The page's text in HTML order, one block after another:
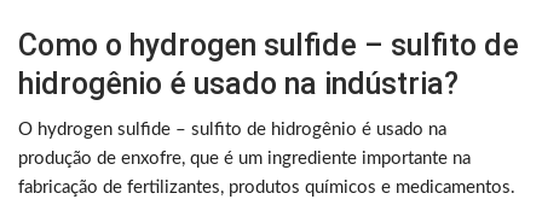
Como o hydrogen sulfide – sulfito de
hidrogênio é usado na indústria?
O hydrogen sulfide – sulfito de hidrogênio é usado na
produção de enxofre, que é um ingrediente importante na
fabricação de fertilizantes, produtos químicos e medicamentos.